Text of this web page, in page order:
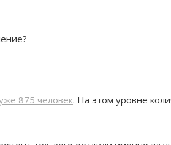
875 человек. На этом уровне